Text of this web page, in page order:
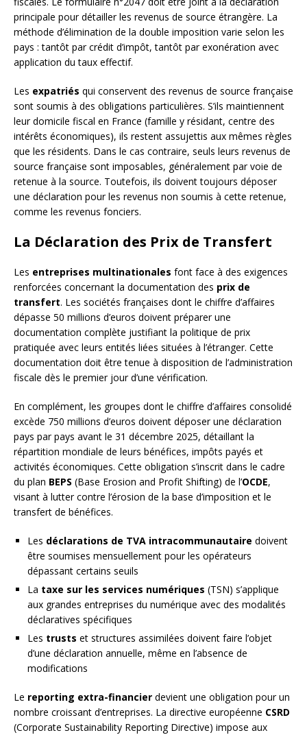
principale pour détailler les revenus de source étrangère. La
méthode d’élimination de la double imposition varie selon les
pays : tantôt par crédit d’impôt, tantôt par exonération avec
application du taux effectif.
Les expatriés qui conservent des revenus de source française
sont soumis à des obligations particulières. S’ils maintiennent
leur domicile fiscal en France (famille y résidant, centre des
intérêts économiques), ils restent assujettis aux mêmes règles
que les résidents. Dans le cas contraire, seuls leurs revenus de
source française sont imposables, généralement par voie de
retenue à la source. Toutefois, ils doivent toujours déposer
une déclaration pour les revenus non soumis à cette retenue,
comme les revenus fonciers.
La Déclaration des Prix de Transfert
Les entreprises multinationales font face à des exigences
renforcées concernant la documentation des prix de
transfert. Les sociétés françaises dont le chiffre d’affaires
dépasse 50 millions d’euros doivent préparer une
documentation complète justifiant la politique de prix
pratiquée avec leurs entités liées situées à l’étranger. Cette
documentation doit être tenue à disposition de l’administration
fiscale dès le premier jour d’une vérification.
En complément, les groupes dont le chiffre d’affaires consolidé
excède 750 millions d’euros doivent déposer une déclaration
pays par pays avant le 31 décembre 2025, détaillant la
répartition mondiale de leurs bénéfices, impôts payés et
activités économiques. Cette obligation s’inscrit dans le cadre
du plan BEPS (Base Erosion and Profit Shifting) de l’OCDE,
visant à lutter contre l’érosion de la base d’imposition et le
transfert de bénéfices.
Les déclarations de TVA intracommunautaire doivent
être soumises mensuellement pour les opérateurs
dépassant certains seuils
La taxe sur les services numériques (TSN) s’applique
aux grandes entreprises du numérique avec des modalités
déclaratives spécifiques
Les trusts et structures assimilées doivent faire l’objet
d’une déclaration annuelle, même en l’absence de
modifications
Le reporting extra-financier devient une obligation pour un
nombre croissant d’entreprises. La directive européenne CSRD
(Corporate Sustainability Reporting Directive) impose aux